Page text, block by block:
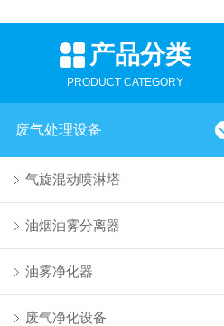
产品分类
PRODUCT CATEGORY
废气处理设备
气旋混动喷淋塔
油烟油雾分离器
油雾净化器
废气净化设备